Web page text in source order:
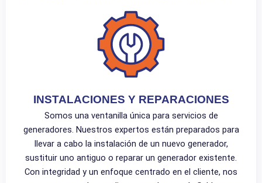
INSTALACIONES Y REPARACIONES
Somos una ventanilla única para servicios de
generadores. Nuestros expertos están preparados para
llevar a cabo la instalación de un nuevo generador,
sustituir uno antiguo o reparar un generador existente.
Con integridad y un enfoque centrado en el cliente, nos